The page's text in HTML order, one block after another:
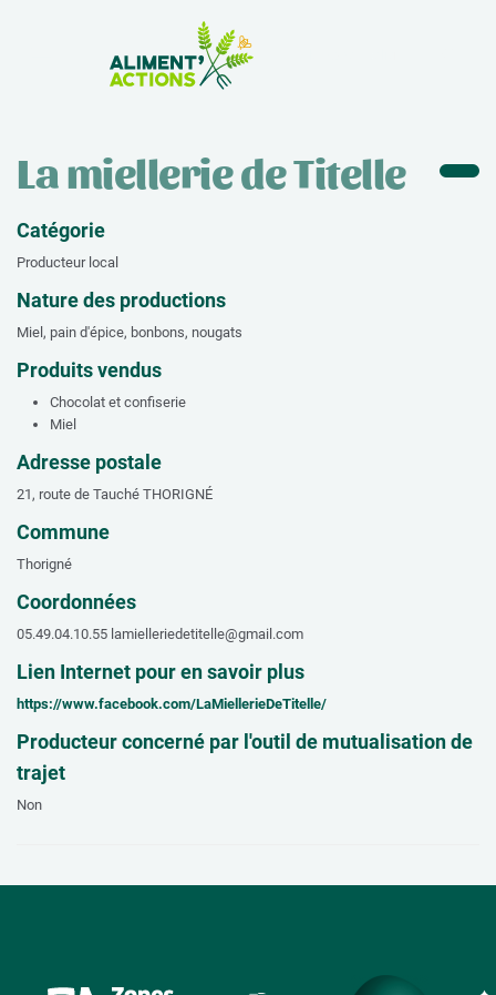
La miellerie de Titelle
Catégorie
Producteur local
Nature des productions
Miel, pain d'épice, bonbons, nougats
Produits vendus
Chocolat et confiserie
Miel
Adresse postale
21, route de Tauché THORIGNÉ
Commune
Thorigné
Coordonnées
05.49.04.10.55 lamielleriedetitelle@gmail.com
Lien Internet pour en savoir plus
https://www.facebook.com/LaMiellerieDeTitelle/
Producteur concerné par l'outil de mutualisation de
trajet
Non